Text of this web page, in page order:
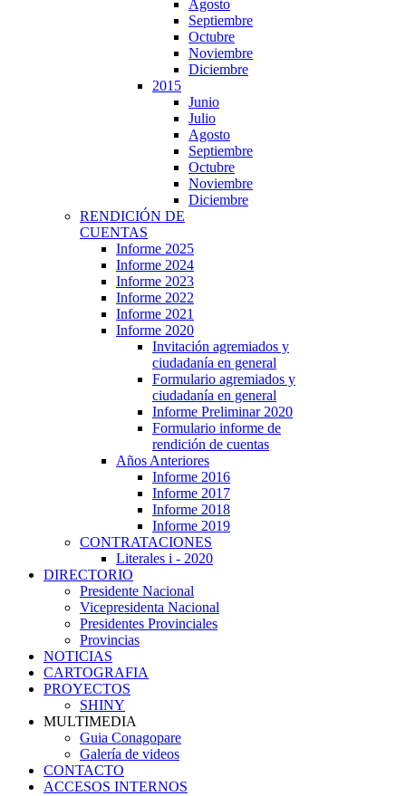
Agosto
Septiembre
Octubre
Noviembre
Diciembre
2015
Junio
Julio
Agosto
Septiembre
Octubre
Noviembre
Diciembre
RENDICIÓN DE
CUENTAS
Informe 2025
Informe 2024
Informe 2023
Informe 2022
Informe 2021
Informe 2020
Invitación agremiados y
ciudadanía en general
Formulario agremiados y
ciudadanía en general
Informe Preliminar 2020
Formulario informe de
rendición de cuentas
Años Anteriores
Informe 2016
Informe 2017
Informe 2018
Informe 2019
CONTRATACIONES
Literales i - 2020
DIRECTORIO
Presidente Nacional
Vicepresidenta Nacional
Presidentes Provinciales
Provincias
NOTICIAS
CARTOGRAFIA
PROYECTOS
SHINY
MULTIMEDIA
Guia Conagopare
Galería de videos
CONTACTO
ACCESOS INTERNOS